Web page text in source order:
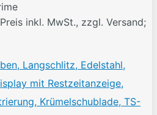
Preis inkl. MwSt., zzgl. Versand;